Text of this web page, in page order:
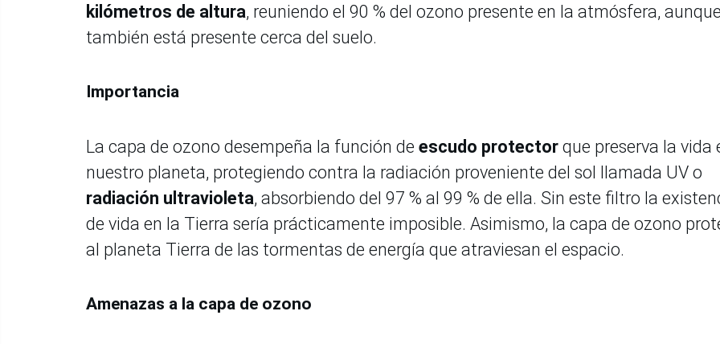
kilómetros de altura, reuniendo el 90 % del ozono presente en la atmósfera,
también está presente cerca del suelo.
Importancia
La capa de ozono desempeña la función de escudo protector que preserva la vida
nuestro planeta, protegiendo contra la radiación proveniente del sol llamada UV o
radiación ultravioleta, absorbiendo del 97 % al 99 % de ella. Sin este filtro la
de vida en la Tierra sería prácticamente imposible. Asimismo, la capa de ozono
al planeta Tierra de las tormentas de energía que atraviesan el espacio.
Amenazas a la capa de ozono